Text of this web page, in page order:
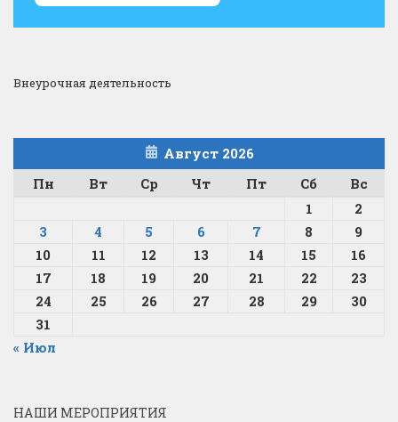
Внеурочная деятельность
Август 2026
Пн
Вт Ср Чт Пт Сб
Вс
1
2
3
4 5 6 7 8
9
10
11 12 13 14 15
16
17
18 19 20 21 22
23
24
25 26 27 28 29
30
31
« Июл
НАШИ МЕРОПРИЯТИЯ